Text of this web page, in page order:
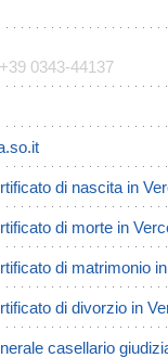
0343-44137
di nascita in
di morte in
di matrimonio
di divorzio in
casellario